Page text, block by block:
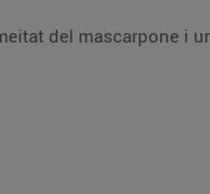
la resta en un bol, amb la meitat